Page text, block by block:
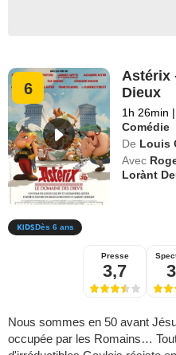
6
Astérix
Dieux
1h 26min |
Comédie
De Louis
Avec
Lorànt
Dès 6 ans
Presse
3,7
Nous sommes en 50 avant
occupée par les Romains…